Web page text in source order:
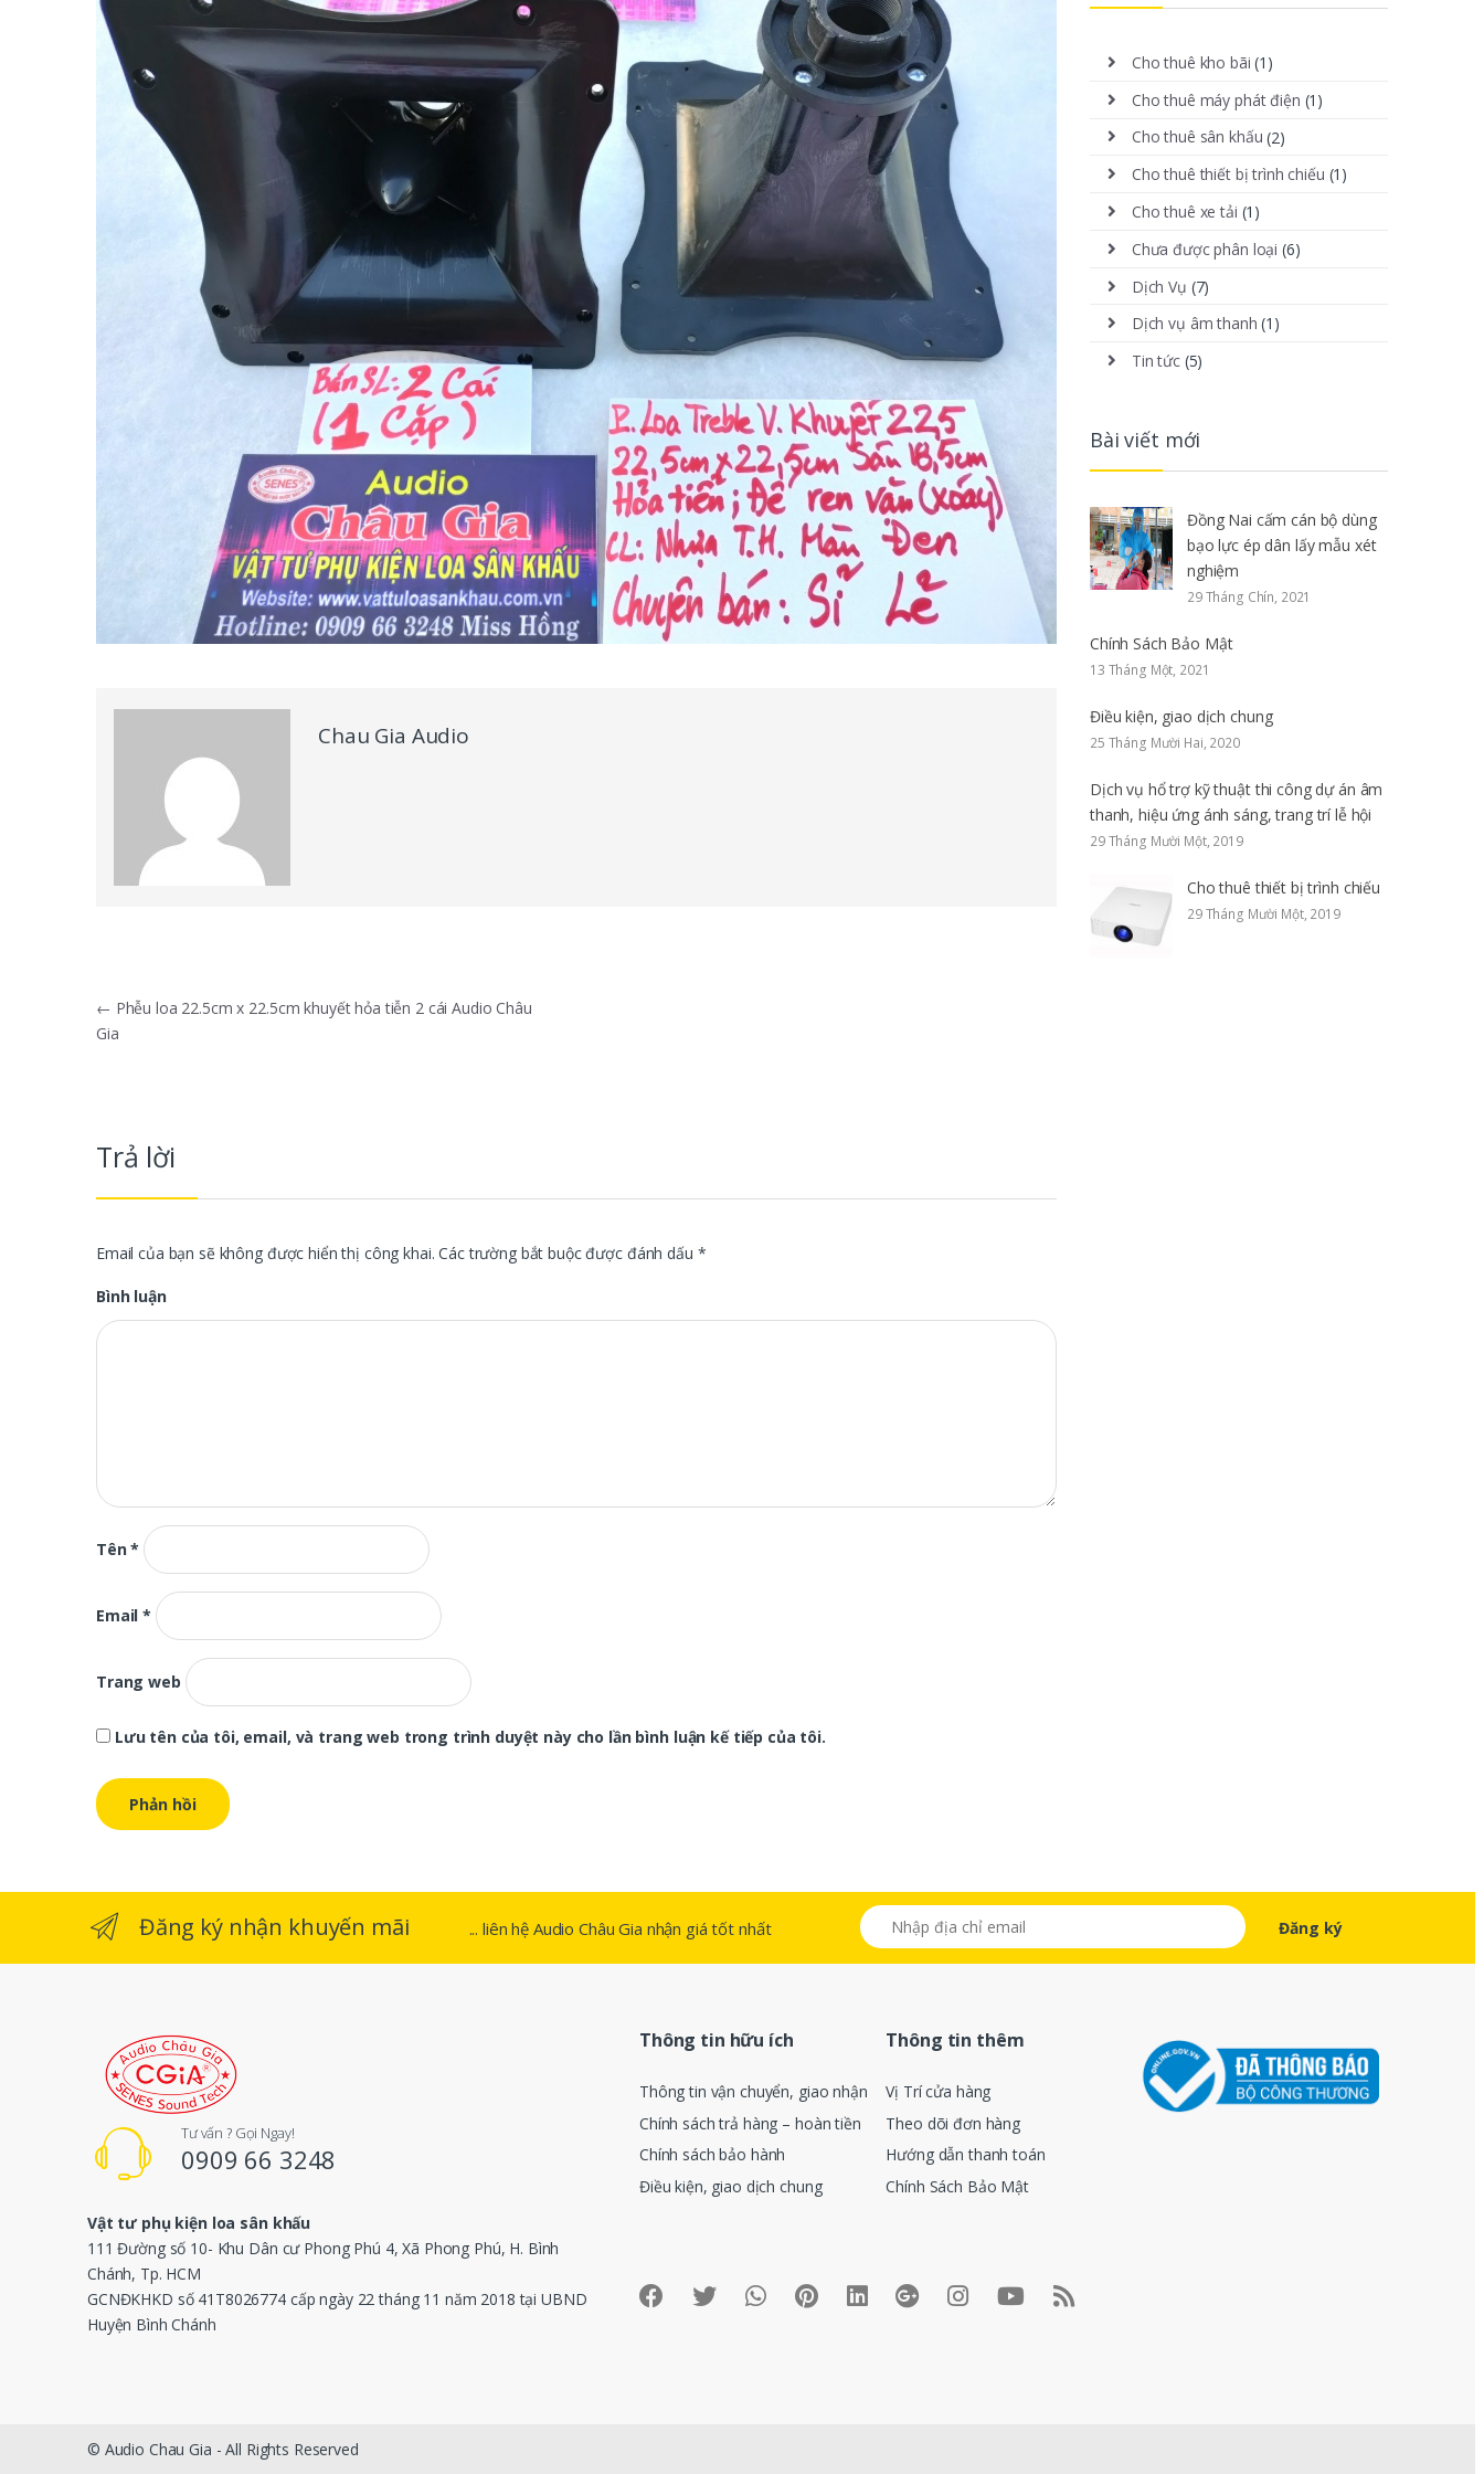
Chau Gia Audio
Điều hướng bài viết
← Phễu loa 22.5cm x 22.5cm khuyết hỏa tiễn 2 cái Audio Châu
Gia
Trả lời
Email của bạn sẽ không được hiển thị công khai. Các trường bắt buộc được đánh dấu *
Bình luận
Tên*
Email*
Trang web
Lưu tên của tôi, email, và trang web trong trình duyệt này cho lần bình luận kế tiếp của tôi.
Cho thuê kho bãi (1)
Cho thuê máy phát điện (1)
Cho thuê sân khấu (2)
Cho thuê thiết bị trình chiếu (1)
Cho thuê xe tải (1)
Chưa được phân loại (6)
Dịch Vụ (7)
Dịch vụ âm thanh (1)
Tin tức(5)
Bài viết mới
Đồng Nai cấm cán bộ dùng
bạo lực ép dân lấy mẫu xét
nghiệm
29 Tháng Chín, 2021
Chính Sách Bảo Mật
13 Tháng Một, 2021
Điều kiện, giao dịch chung
25 Tháng Mười Hai, 2020
Dịch vụ hổ trợ kỹ thuật thi công dự án âm
thanh, hiệu ứng ánh sáng, trang trí lễ hội
29 Tháng Mười Một, 2019
Cho thuê thiết bị trình chiếu
29 Tháng Mười Một, 2019
Đăng ký nhận khuyến mãi ... liên hệ Audio Châu Gia nhận giá tốt nhất
Tư vấn ? Gọi Ngay!
0909 66 3248
Vật tư phụ kiện loa sân khấu
111 Đường số 10- Khu Dân cư Phong Phú 4, Xã Phong Phú, H. Bình
Chánh, Tp. HCM
GCNĐKHKD số 41T8026774 cấp ngày 22 tháng 11 năm 2018 tại UBND
Huyện Bình Chánh
Thông tin hữu ích
Thông tin vận chuyển, giao nhận
Chính sách trả hàng – hoàn tiền
Chính sách bảo hành
Điều kiện, giao dịch chung
Thông tin thêm
Vị Trí cửa hàng
Theo dõi đơn hàng
Hướng dẫn thanh toán
Chính Sách Bảo Mật
© Audio Chau Gia - All Rights Reserved